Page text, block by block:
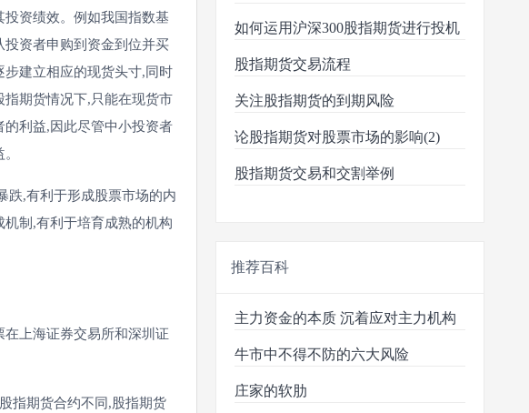
资绩效。例如我国指数基
资者申购到资金到位并买
建立相应的现货头寸,同时
期货情况下,只能在现货市
利益,因此尽管中小投资者
,有利于形成股票市场的内
制,有利于培育成熟的机构
上海证券交易所和深圳证
指期货合约不同,股指期货
如何运用沪深300股指期货进行投机
股指期货交易流程
关注股指期货的到期风险
论股指期货对股票市场的影响(2)
股指期货交易和交割举例
推荐百科
主力资金的本质 沉着应对主力机构
牛市中不得不防的六大风险
庄家的软肋